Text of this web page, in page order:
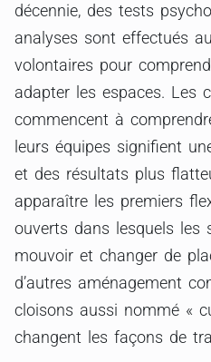
décennie, des tests
analyses sont effectués
volontaires pour
adapter les espaces. Les
commencent à
leurs équipes signifient
et des résultats plus
apparaître les premiers
ouverts dans lesquels les
mouvoir et changer de
d’autres aménagement
cloisons aussi nommé «
changent les façons de